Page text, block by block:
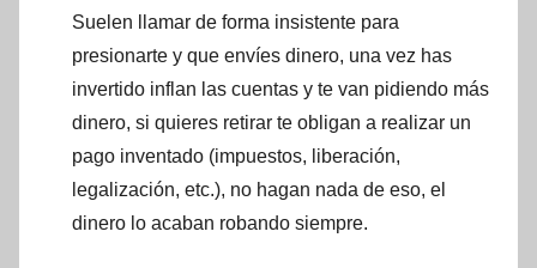
Suelen llamar de forma insistente para
presionarte y que envíes dinero, una vez has
invertido inflan las cuentas y te van pidiendo más
dinero, si quieres retirar te obligan a realizar un
pago inventado (impuestos, liberación,
legalización, etc.), no hagan nada de eso, el
dinero lo acaban robando siempre.